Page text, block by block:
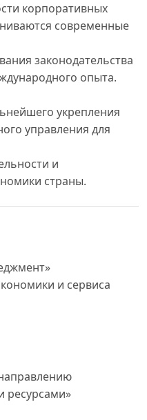
корпоративных
современные
законодательства
опыта.
укрепления
управления для
и
страны.
и сервиса
ресурсами»